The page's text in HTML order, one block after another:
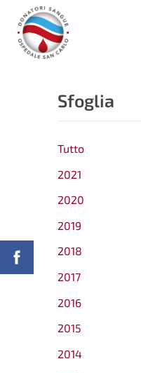
Sfoglia
Tutto
2021
2020
2019
2018
2017
2016
2015
2014